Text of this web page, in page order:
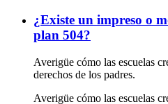
¿Existe un impreso o
plan 504?
Averigüe cómo las escuelas
derechos de los padres.
Averigüe cómo las escuelas